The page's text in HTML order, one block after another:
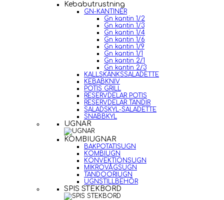
Kebabutrustning
GN-KANTINER
Gn kantin 1/2
Gn kantin 1/3
Gn kantin 1/4
Gn kantin 1/6
Gn kantin 1/9
Gn kantin 1/1
Gn kantin 2/1
Gn kantin 2/3
KALLSKÄNKSSALADETTE
KEBABKNIV
POTIS GRILL
RESERVDELAR POTIS
RESERVDELAR TANDIR
SALADSKYL-SALADETTE
SNABBKYL
UGNAR
KOMBIUGNAR
BAKPOTATISUGN
KOMBIUGN
KONVEKTIONSUGN
MIKROVÅGSUGN
TANDOORIUGN
UGNSTILLBEHÖR
SPIS STEKBORD